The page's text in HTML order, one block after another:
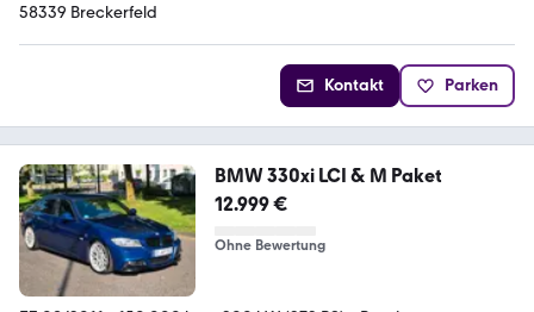
58339 Breckerfeld
Kontakt Parken
BMW 330xi LCI & M Paket
12.999 €
Ohne Bewertung